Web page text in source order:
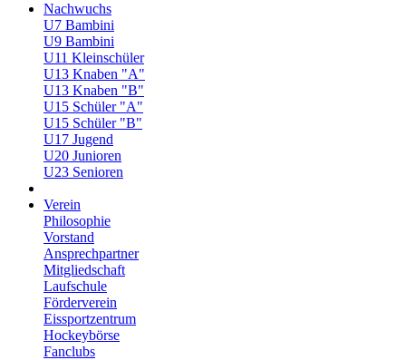
Nachwuchs
U7 Bambini
U9 Bambini
U11 Kleinschüler
U13 Knaben "A"
U13 Knaben "B"
U15 Schüler "A"
U15 Schüler "B"
U17 Jugend
U20 Junioren
U23 Senioren
Verein
Philosophie
Vorstand
Ansprechpartner
Mitgliedschaft
Laufschule
Förderverein
Eissportzentrum
Hockeybörse
Fanclubs